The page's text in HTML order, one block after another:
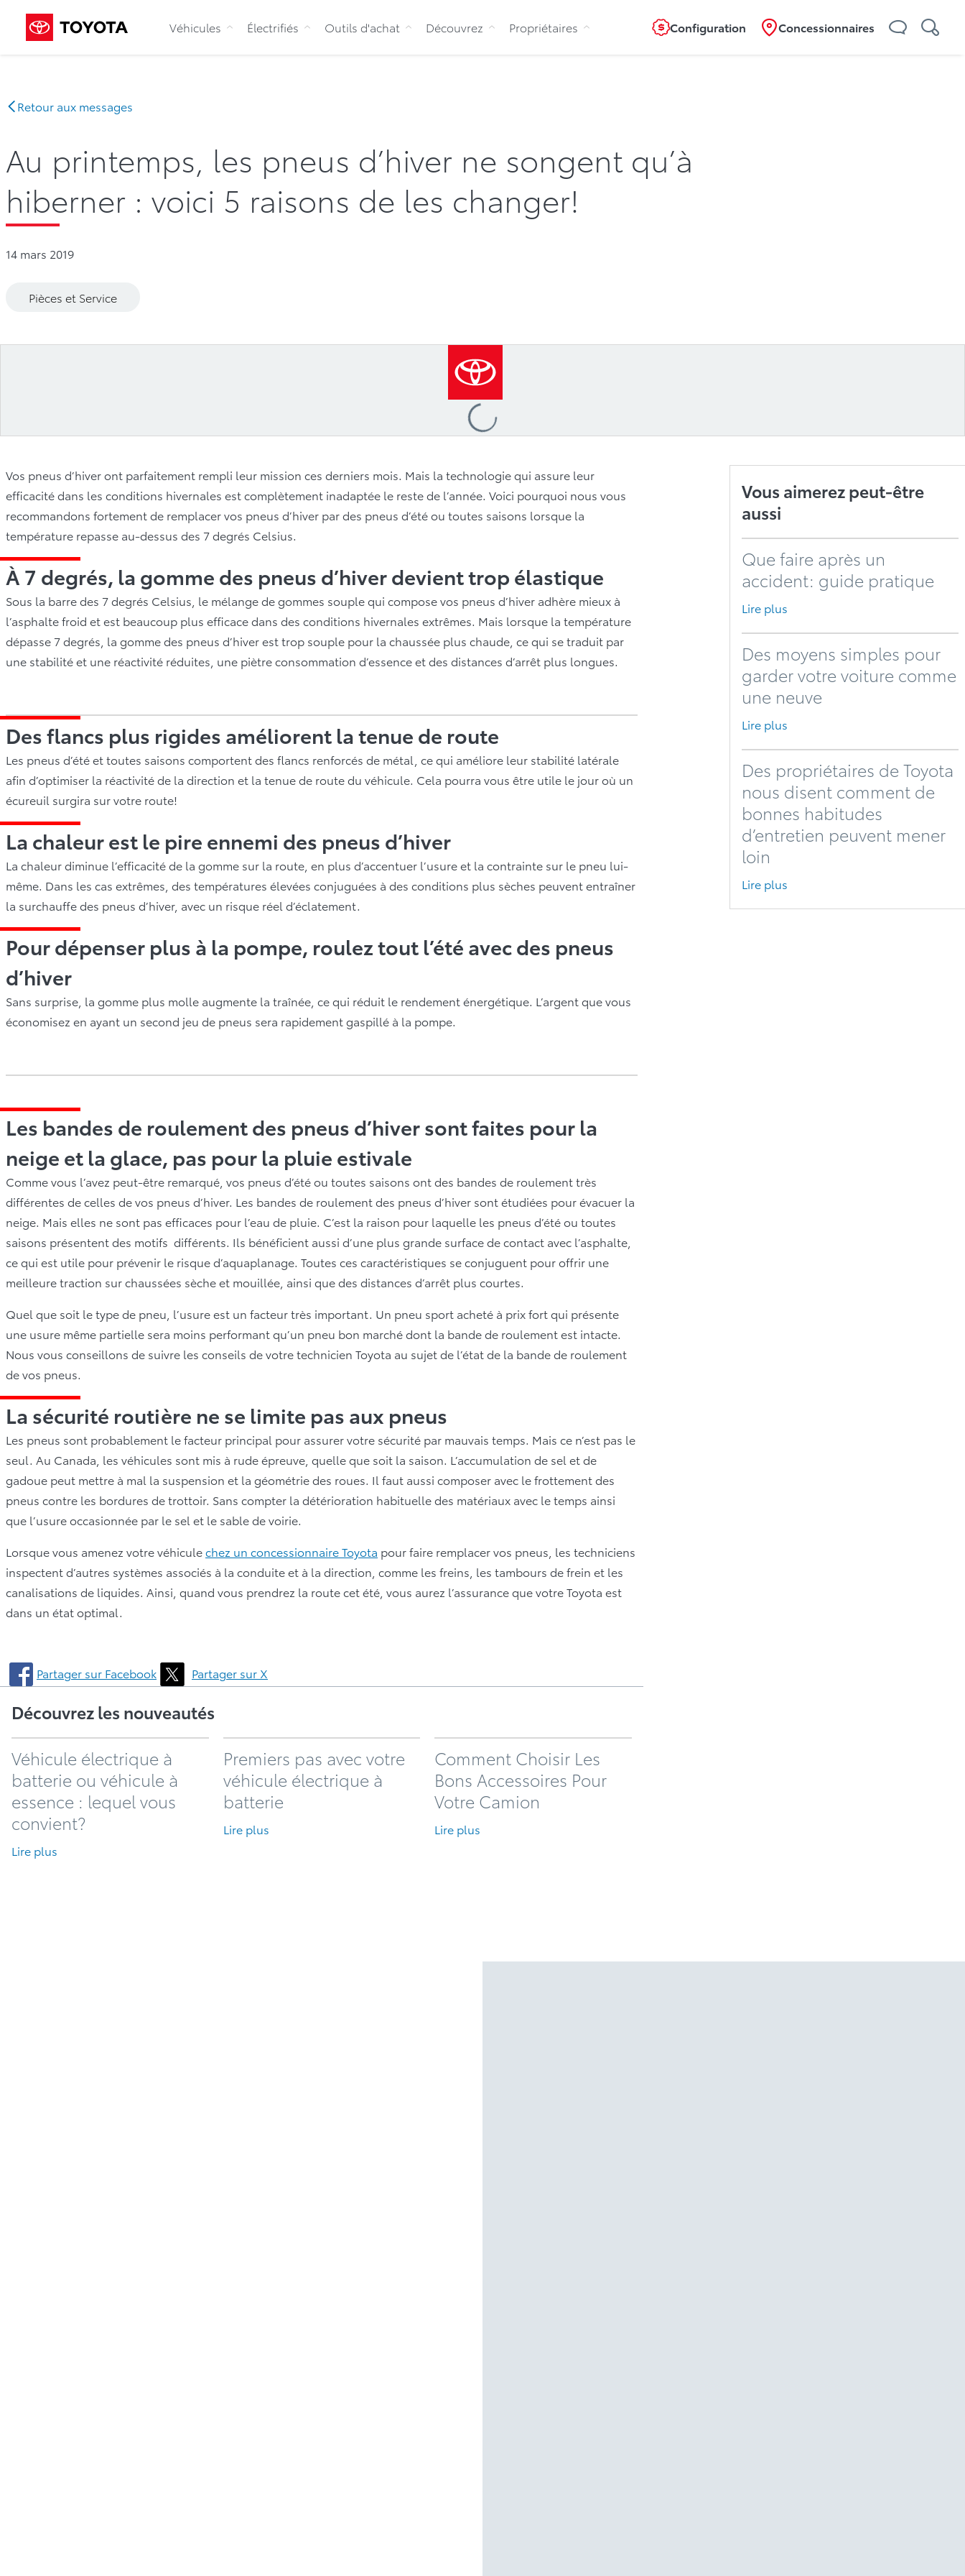
Véhicules Électrifiés Outils d'achat Découvrez Propriétaires Configuration Concessionnaires
Retour aux messages
Au printemps, les pneus d’hiver ne songent qu’à
hiberner : voici 5 raisons de les changer!
14 mars 2019
Pièces et Service
Loading
Vos pneus d’hiver ont parfaitement rempli leur mission ces derniers mois. Mais la technologie qui assure leur
efficacité dans les conditions hivernales est complètement inadaptée le reste de l’année. Voici pourquoi nous vous
recommandons fortement de remplacer vos pneus d’hiver par des pneus d’été ou toutes saisons lorsque la
température repasse au-dessus des 7 degrés Celsius.
À 7 degrés, la gomme des pneus d’hiver devient trop élastique
Sous la barre des 7 degrés Celsius, le mélange de gommes souple qui compose vos pneus d’hiver adhère mieux à
l’asphalte froid et est beaucoup plus efficace dans des conditions hivernales extrêmes. Mais lorsque la température
dépasse 7 degrés, la gomme des pneus d’hiver est trop souple pour la chaussée plus chaude, ce qui se traduit par
une stabilité et une réactivité réduites, une piètre consommation d’essence et des distances d’arrêt plus longues.
Des flancs plus rigides améliorent la tenue de route
Les pneus d’été et toutes saisons comportent des flancs renforcés de métal, ce qui améliore leur stabilité latérale
afin d’optimiser la réactivité de la direction et la tenue de route du véhicule. Cela pourra vous être utile le jour où un
écureuil surgira sur votre route!
La chaleur est le pire ennemi des pneus d’hiver
La chaleur diminue l’efficacité de la gomme sur la route, en plus d’accentuer l’usure et la contrainte sur le pneu lui-
même. Dans les cas extrêmes, des températures élevées conjuguées à des conditions plus sèches peuvent entraîner
la surchauffe des pneus d’hiver, avec un risque réel d’éclatement.
Pour dépenser plus à la pompe, roulez tout l’été avec des pneus
d’hiver
Sans surprise, la gomme plus molle augmente la traînée, ce qui réduit le rendement énergétique. L’argent que vous
économisez en ayant un second jeu de pneus sera rapidement gaspillé à la pompe.
Les bandes de roulement des pneus d’hiver sont faites pour la
neige et la glace, pas pour la pluie estivale
Comme vous l’avez peut-être remarqué, vos pneus d’été ou toutes saisons ont des bandes de roulement très
différentes de celles de vos pneus d’hiver. Les bandes de roulement des pneus d’hiver sont étudiées pour évacuer la
neige. Mais elles ne sont pas efficaces pour l’eau de pluie. C’est la raison pour laquelle les pneus d’été ou toutes
saisons présentent des motifs différents. Ils bénéficient aussi d’une plus grande surface de contact avec l’asphalte,
ce qui est utile pour prévenir le risque d’aquaplanage. Toutes ces caractéristiques se conjuguent pour offrir une
meilleure traction sur chaussées sèche et mouillée, ainsi que des distances d’arrêt plus courtes.
Quel que soit le type de pneu, l’usure est un facteur très important. Un pneu sport acheté à prix fort qui présente
une usure même partielle sera moins performant qu’un pneu bon marché dont la bande de roulement est intacte.
Nous vous conseillons de suivre les conseils de votre technicien Toyota au sujet de l’état de la bande de roulement
de vos pneus.
La sécurité routière ne se limite pas aux pneus
Les pneus sont probablement le facteur principal pour assurer votre sécurité par mauvais temps. Mais ce n’est pas le
seul. Au Canada, les véhicules sont mis à rude épreuve, quelle que soit la saison. L’accumulation de sel et de
gadoue peut mettre à mal la suspension et la géométrie des roues. Il faut aussi composer avec le frottement des
pneus contre les bordures de trottoir. Sans compter la détérioration habituelle des matériaux avec le temps ainsi
que l’usure occasionnée par le sel et le sable de voirie.
Lorsque vous amenez votre véhiculechez un concessionnaire Toyota pour faire remplacer vos pneus, les techniciens
inspectent d’autres systèmes associés à la conduite et à la direction, comme les freins, les tambours de frein et les
canalisations de liquides. Ainsi, quand vous prendrez la route cet été, vous aurez l’assurance que votre Toyota est
dans un état optimal.
Partager sur Facebook Partager sur X
Découvrez les nouveautés
Véhicule électrique à
batterie ou véhicule à
essence : lequel vous
convient?
Lire plus
Premiers pas avec votre
véhicule électrique à
batterie
Lire plus
Comment Choisir Les
Bons Accessoires Pour
Votre Camion
Lire plus
Vous aimerez peut-être
aussi
Que faire après un
accident: guide pratique
Lire plus
Des moyens simples pour
garder votre voiture comme
une neuve
Lire plus
Des propriétaires de Toyota
nous disent comment de
bonnes habitudes
d’entretien peuvent mener
loin
Lire plus